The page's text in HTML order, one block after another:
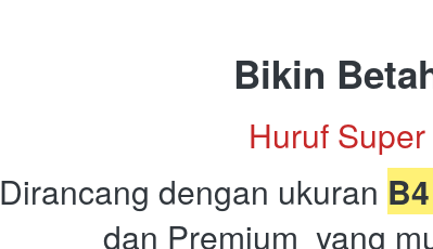
Bikin
Huruf
Dirancang dengan ukuran
dan Premium  yang